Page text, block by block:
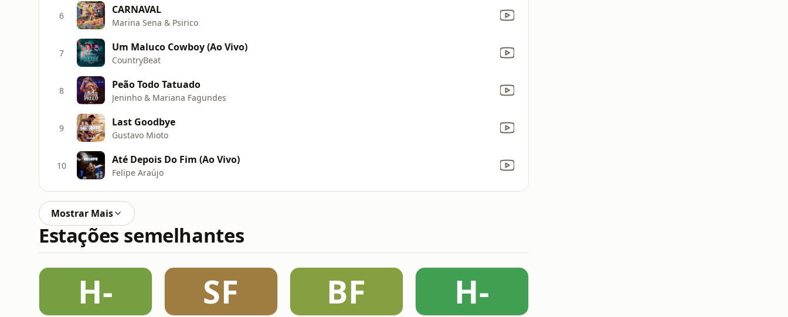
6 CARNAVAL
Marina Sena & Psirico
7 Um Maluco Cowboy (Ao Vivo)
CountryBeat
8 Peão Todo Tatuado
Jeninho & Mariana Fagundes
9 Last Goodbye
Gustavo Mioto
10 Até Depois Do Fim (Ao Vivo)
Felipe Araújo
Mostrar Mais
Estações semelhantes
H- SF BF H-